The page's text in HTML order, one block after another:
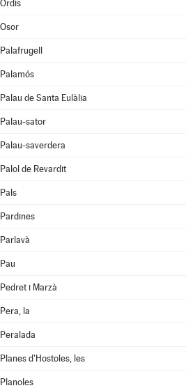
Ordis
Osor
Palafrugell
Palamós
Palau de Santa Eulàlia
Palau-sator
Palau-saverdera
Palol de Revardit
Pals
Pardines
Parlavà
Pau
Pedret i Marzà
Pera, la
Peralada
Planes d'Hostoles, les
Planoles